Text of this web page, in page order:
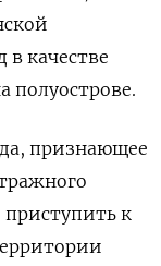
качестве
полуострове.
признающее
к